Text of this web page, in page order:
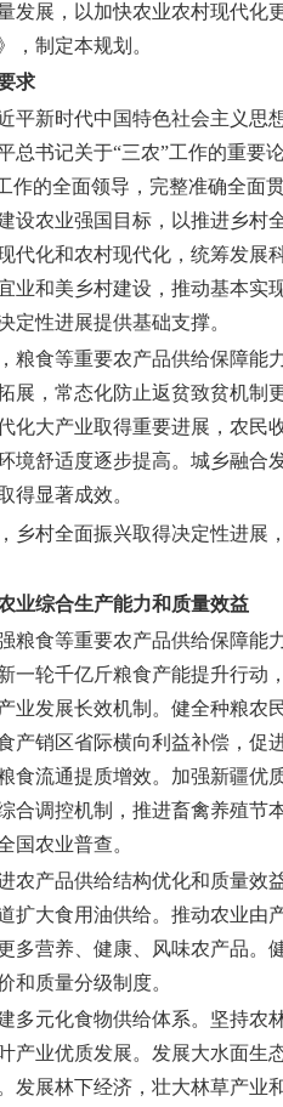
发展，以加快农业农村现代化
，制定本规划。
求
平新时代中国特色社会主义思
总书记关于“三农”工作的重要
作的全面领导，完整准确全面
设农业强国目标，以推进乡村
代化和农村现代化，统筹发展
业和美乡村建设，推动基本实
定性进展提供基础支撑。
粮食等重要农产品供给保障能
展，常态化防止返贫致贫机制
化大产业取得重要进展，农民
境舒适度逐步提高。城乡融合
得显著成效。
乡村全面振兴取得决定性进
业综合生产能力和质量效益
粮食等重要农产品供给保障能力
一轮千亿斤粮食产能提升行动
业发展长效机制。健全种粮农
产销区省际横向利益补偿，促
食流通提质增效。加强新疆优
合调控机制，推进畜禽养殖节
国农业普查。
农产品供给结构优化和质量效
扩大食用油供给。推动农业由
多营养、健康、风味农产品。
和质量分级制度。
多元化食物供给体系。 坚持农
产业优质发展。发展大水面生
发展林下经济，壮大林草产业